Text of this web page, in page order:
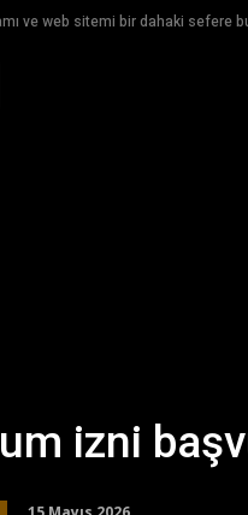
ve web sitemi bir dahaki sefere